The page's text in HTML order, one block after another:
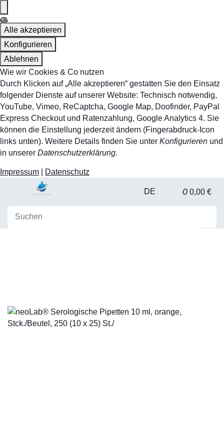
Alle akzeptieren
Konfigurieren
Ablehnen
Wie wir Cookies & Co nutzen
Durch Klicken auf „Alle akzeptieren“ gestatten Sie den Einsatz
folgender Dienste auf unserer Website: Technisch notwendig,
YouTube, Vimeo, ReCaptcha, Google Map, Doofinder, PayPal
Express Checkout und Ratenzahlung, Google Analytics 4. Sie
können die Einstellung jederzeit ändern (Fingerabdruck-Icon
links unten). Weitere Details finden Sie unter Konfigurieren und
in unserer Datenschutzerklärung.
Impressum Datenschutz
DE 0 0,00 €